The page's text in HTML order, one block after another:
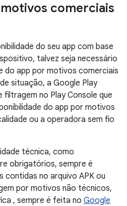
comerciais
do seu app com base
talvez seja necessário
do app por motivos comerciais
situação, a Google Play
no Play Console que
do app por motivos
ou a operadora sem fio
técnica, como
obrigatórios, sempre é
contidas no arquivo APK ou
por motivos não técnicos,
, sempre é feita no Google